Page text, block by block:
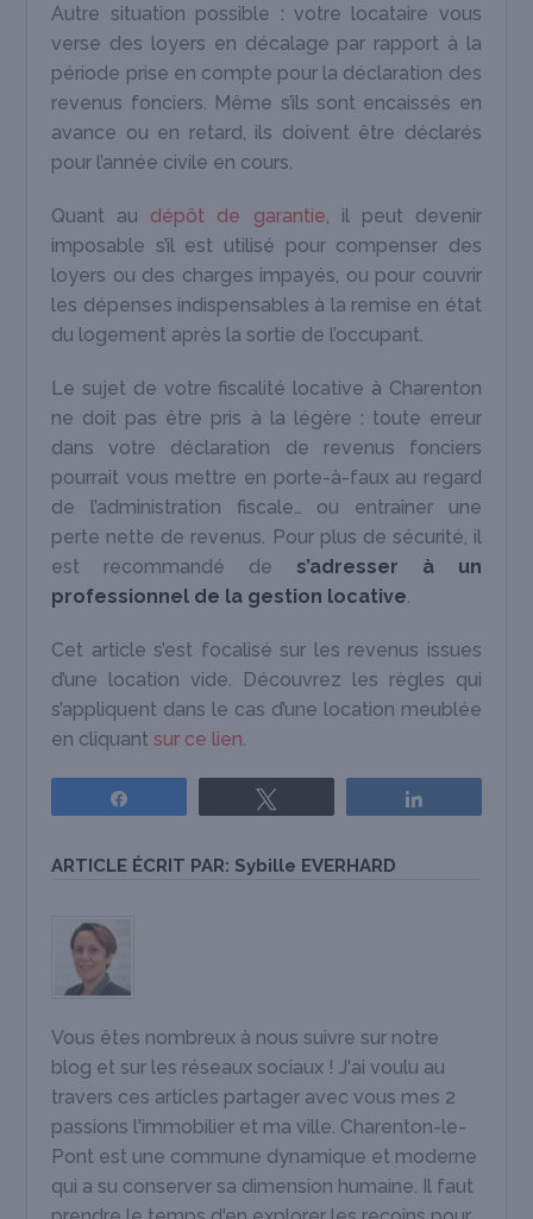
Autre situation possible : votre locataire vous
verse des loyers en décalage par rapport à la
période prise en compte pour la déclaration des
revenus fonciers. Même s’ils sont encaissés en
avance ou en retard, ils doivent être déclarés
pour l’année civile en cours.
Quant au dépôt de garantie , il peut devenir
imposable s’il est utilisé pour compenser des
loyers ou des charges impayés, ou pour couvrir
les dépenses indispensables à la remise en état
du logement après la sortie de l’occupant.
Le sujet de votre fiscalité locative à Charenton
ne doit pas être pris à la légère : toute erreur
dans votre déclaration de revenus fonciers
pourrait vous mettre en porte-à-faux au regard
de l’administration fiscale… ou entraîner une
perte nette de revenus. Pour plus de sécurité, il
est recommandé de s’adresser à un
professionnel de la gestion locative
Cet article s’est focalisé sur les revenus issues
d’une location vide. Découvrez les règles qui
s’appliquent dans le cas d’une location meublée
en cliquantsur ce lien
ARTICLE ÉCRIT PAR: Sybille EVERHARD
Vous êtes nombreux à nous suivre sur notre
blog et sur les réseaux sociaux ! J'ai voulu au
travers ces articles partager avec vous mes 2
passions l'immobilier et ma ville. Charenton-le-
Pont est une commune dynamique et moderne
qui a su conserver sa dimension humaine. Il faut